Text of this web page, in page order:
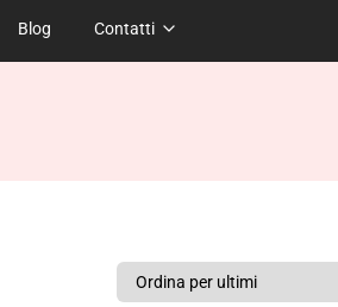
Blog Contatti